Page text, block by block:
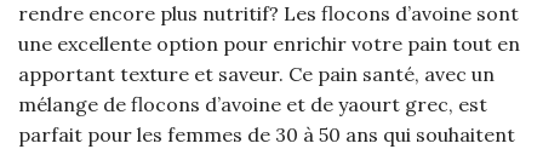
rendre encore plus nutritif? Les flocons d’avoine sont
une excellente option pour enrichir votre pain tout en
apportant texture et saveur. Ce pain santé, avec un
mélange de flocons d’avoine et de yaourt grec, est
parfait pour les femmes de 30 à 50 ans qui souhaitent